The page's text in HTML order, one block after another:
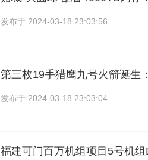
发布于 2024-03-18 23:03:56
第三枚19手猎鹰九号火箭诞生
发布于 2024-03-18 23:03:04
福建可门百万机组项目5号机